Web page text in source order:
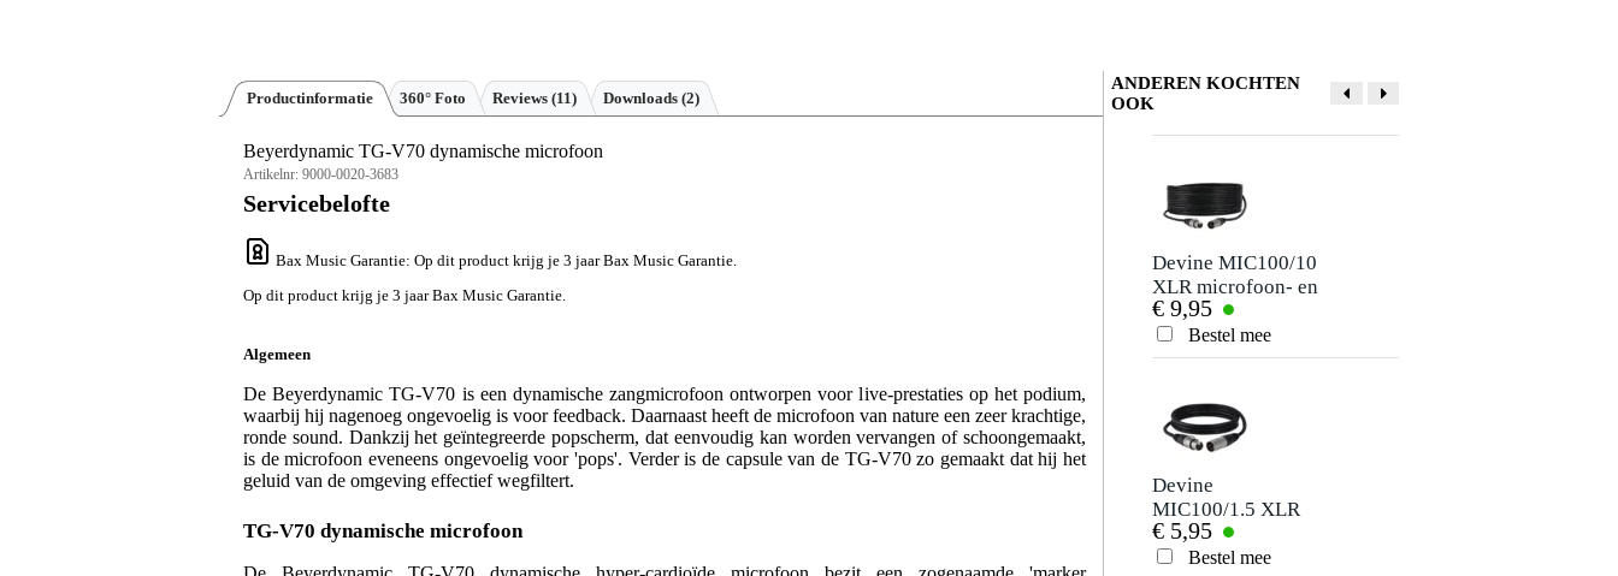
Productinformatie 360° Foto Reviews (11) Downloads (2)
Beyerdynamic TG-V70 dynamische microfoon
Artikelnr: 9000-0020-3683
Servicebelofte
Bax Music Garantie: Op dit product krijg je 3 jaar Bax Music Garantie.
Op dit product krijg je 3 jaar Bax Music Garantie.
Algemeen
De Beyerdynamic TG-V70 is een dynamische zangmicrofoon ontworpen voor live-prestaties op het podium,
waarbij hij nagenoeg ongevoelig is voor feedback. Daarnaast heeft de microfoon van nature een zeer krachtige,
ronde sound. Dankzij het geïntegreerde popscherm, dat eenvoudig kan worden vervangen of schoongemaakt,
is de microfoon eveneens ongevoelig voor 'pops'. Verder is de capsule van de TG-V70 zo gemaakt dat hij het
geluid van de omgeving effectief wegfiltert.
TG-V70 dynamische microfoon
ANDEREN KOCHTEN
OOK
Devine MIC100/10
XLR microfoon- en
signaalkabel 10
meter
€ 9,95
Bestel mee
Devine
MIC100/1.5 XLR
microfoon- en
signaalkabel 1.5
€ 5,95
Bestel mee